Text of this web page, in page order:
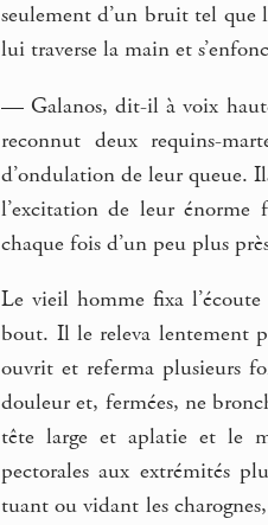
seulement d’un bruit tel
lui traverse la main et
— Galanos, dit-il à voix
reconnut deux requins-
d’ondulation de leur queue.
l’excitation de leur
chaque fois d’un peu plus
Le vieil homme fixa
bout. Il le releva lentement
ouvrit et referma plusieurs
douleur et, fermées, ne
tête large et aplatie et le
pectorales aux extrémités
tuant ou vidant les